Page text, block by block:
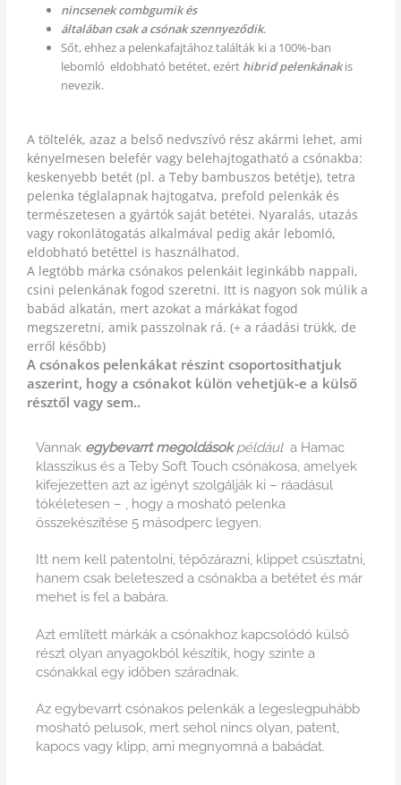
nincsenek combgumik és
általában csak a csónak szennyeződik.
Sőt, ehhez a pelenkafajtához találták ki a 100%-ban
lebomló eldobható betétet, ezért hibrid pelenkánakis
nevezik.
A töltelék, azaz a belső nedvszívó rész akármi lehet, ami
kényelmesen belefér vagy belehajtogatható a csónakba:
keskenyebb betét (pl. a Teby bambuszos betétje), tetra
pelenka téglalapnak hajtogatva, prefold pelenkák és
természetesen a gyártók saját betétei. Nyaralás, utazás
vagy rokonlátogatás alkalmával pedig akár lebomló,
eldobható betéttel is használhatod.
A legtöbb márka csónakos pelenkáit leginkább nappali,
csini pelenkának fogod szeretni. Itt is nagyon sok múlik a
babád alkatán, mert azokat a márkákat fogod
megszeretni, amik passzolnak rá. (+ a ráadási trükk, de
erről később)
A csónakos pelenkákat részint csoportosíthatjuk
aszerint, hogy a csónakot külön vehetjük-e a külső
résztől vagy sem..
Vannak egybevarrt megoldásokpéldáula Hamac
klasszikus és a Teby Soft Touch csónakosa, amelyek
kifejezetten azt az igényt szolgálják ki – ráadásul
tökéletesen – , hogy a mosható pelenka
összekészítése 5 másodperc legyen.
Itt nem kell patentolni, tépőzárazni, klippet csúsztatni,
hanem csak beleteszed a csónakba a betétet és már
mehet is fel a babára.
Azt említett márkák a csónakhoz kapcsolódó külső
részt olyan anyagokból készítik, hogy szinte a
csónakkal egy időben száradnak.
Az egybevarrt csónakos pelenkák a legeslegpuhább
mosható pelusok, mert sehol nincs olyan, patent,
kapocs vagy klipp, ami megnyomná a babádat.